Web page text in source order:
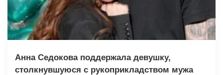
Анна Седокова поддержала девушку,
столкнувшуюся с рукоприкладством мужа